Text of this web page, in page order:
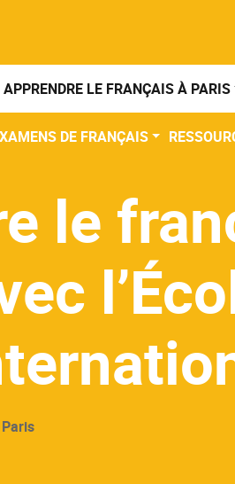
APPRENDRE LE FRANÇAIS À PARIS
DE FRANÇAIS
le